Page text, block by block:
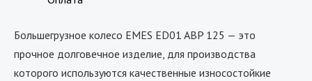
Большегрузное колесо EMES ED01 ABP 125 — это
прочное долговечное изделие, для производства
которого используются качественные износостойкие